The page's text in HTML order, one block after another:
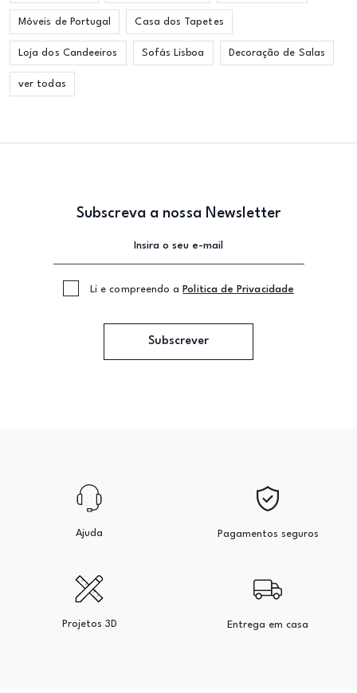
Móveis de Portugal Casa dos Tapetes
Loja dos Candeeiros Sofás Lisboa Decoração de Salas
ver todas
Subscreva a nossa Newsletter
Li e compreendo a Politica de Privacidade
Subscrever
Ajuda Pagamentos seguros
Projetos 3D Entrega em casa